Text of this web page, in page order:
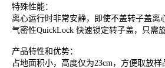
特殊性能：
离心运行时非常安静，即使不盖转子盖离
气密性QuickLock 快速锁定转子盖，只需
产品特性和优势：
占地面积小，高度仅为23cm，方便取放样